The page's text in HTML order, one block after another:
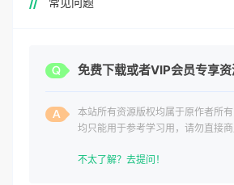
本站所有资源版权均属于原作者所
均只能用于参考学习用，请勿直接
不太了解？去提问！